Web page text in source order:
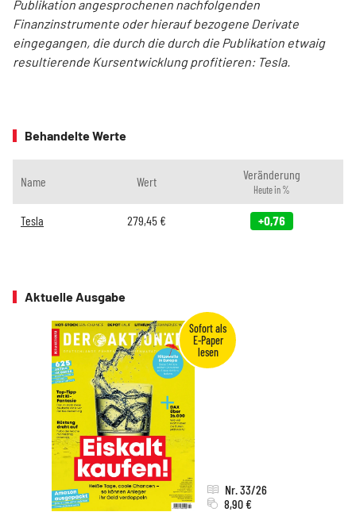
Publikation angesprochenen nachfolgenden
Finanzinstrumente oder hierauf bezogene Derivate
eingegangen, die durch die durch die Publikation etwaig
resultierende Kursentwicklung profitieren: Tesla.
Behandelte Werte
Name Wert Veränderung
Heute in %
Tesla 279,45 € +0,76
Aktuelle Ausgabe
Nr. 33/26
8,90 €